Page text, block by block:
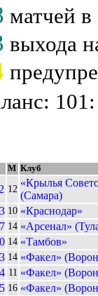
матчей
выхода
М Клуб
12
«Крылья
(Самара)
10 «Краснодар»
14 «Арсенал»
14 «Тамбов»
14 «Факел»
11 «Факел»
16 «Факел»